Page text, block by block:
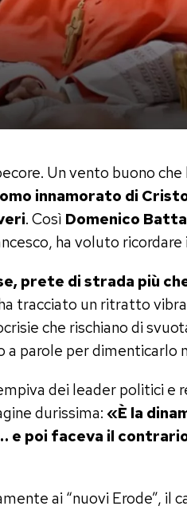
Un vento buono
innamorato di
. Così Domenico
ha voluto
prete di strada più
tracciato un ritratto
che rischiano di
parole per dimenticarlo
dei leader politici e
durissima:«È la
e poi faceva il
ai “nuovi Erode”, il